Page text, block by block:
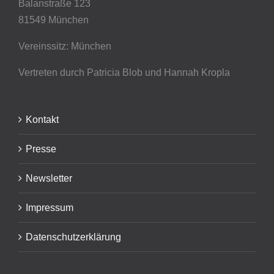
Balanstraße 123
81549 München
Vereinssitz: München
Vertreten durch Patricia Blob und Hannah Kropla
Kontakt
Presse
Newsletter
Impressum
Datenschutzerklärung